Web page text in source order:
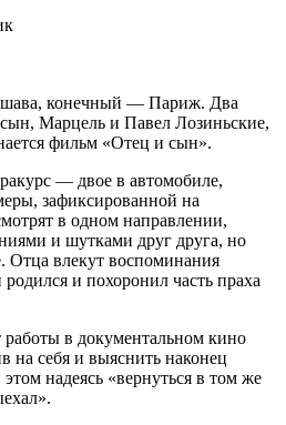
конечный — Париж. Два
Марцель и Павел Лозиньские,
фильм «Отец и сын».
— двое в автомобиле,
зафиксированной на
в одном направлении,
и шутками друг друга, но
Отца влекут воспоминания
и похоронил часть праха
в документальном кино
на себя и выяснить наконец
надеясь «вернуться в том же